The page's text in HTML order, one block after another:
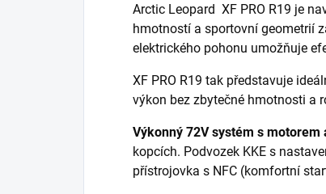
Arctic Leopard XF PRO R19 je
hmotností a sportovní geometrií
elektrického pohonu umožňuje
XF PRO R19 tak představuje
výkon bez zbytečné hmotnosti a
Výkonný 72V systém s motorem
kopcích. Podvozek KKE s
přístrojovka s NFC (komfortní